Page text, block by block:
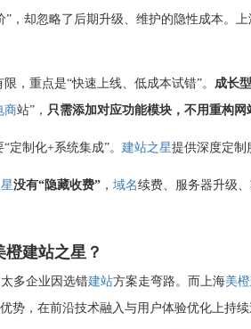
”，却忽略了后期升级、维护的隐性成本。上
，重点是“快速上线、低成本试错”。 成长
商站”， 只需添加对应功能模块，不用重构网
制化+系统集成”。 建站之星提供深度定制
没有“隐藏收费” ， 域名续费、服务器升级
橙建站之星 ？
多企业因选错建站方案走弯路。而上海美橙
势，在前沿技术融入与用户体验优化上持续